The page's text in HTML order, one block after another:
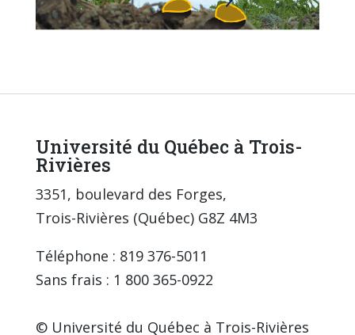
Université du Québec à Trois-
Rivières
3351, boulevard des Forges,
Trois-Rivières (Québec) G8Z 4M3
Téléphone : 819 376-5011
Sans frais : 1 800 365-0922
© Université du Québec à Trois-Rivières